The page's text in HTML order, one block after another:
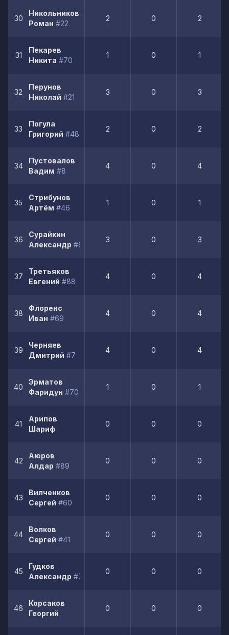
30
Никольников
Роман #22
2 0 2
31
Пекарев
Никита #70
1 0 1
32
Перунов
Николай #21
3 0 3
33
Погула
Григорий #48
2 0 2
34
Пустовалов
Вадим #8
4 0 4
35
Стрибунов
Артём #46
1 0 1
36
Сурайкин
Александр #65
3 0 3
37
Третьяков
Евгений #88
4 0 4
38
Флоренс
Иван #69
4 0 4
39
Черняев
Дмитрий #7
4 0 4
40
Эрматов
Фаридун #70
1 0 1
41
Арипов
Шариф
0 0 0
42
Аюров
Алдар #89
0 0 0
43
Вилченков
Сергей #60
0 0 0
44
Волков
Сергей #41
0 0 0
45
Гудков
Александр #77
0 0 0
46
Корсаков
Георгий
0 0 0